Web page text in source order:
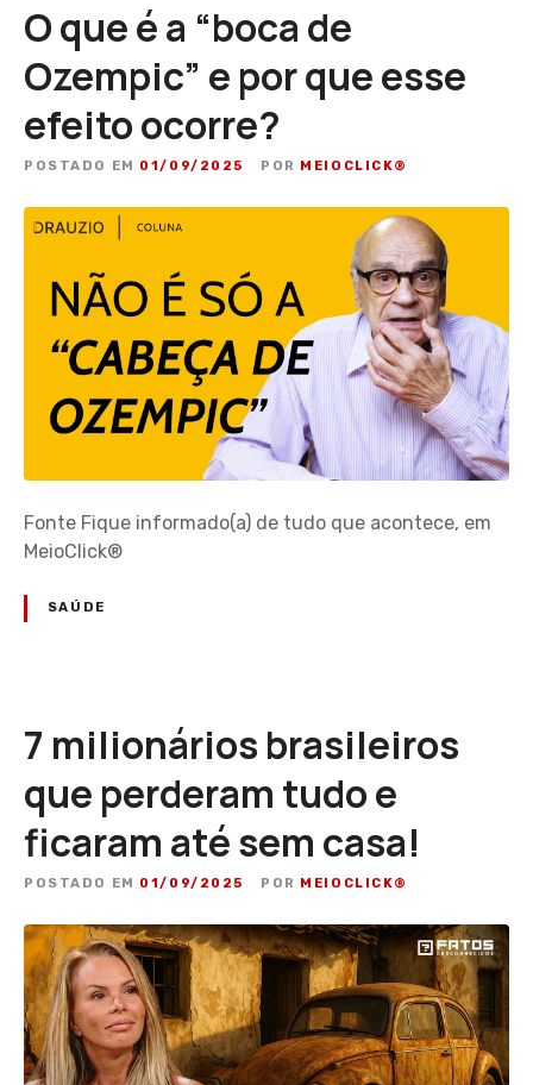
O que é a “boca de
Ozempic” e por que esse
efeito ocorre?
POSTADO EM 01/09/2025 POR MEIOCLICK®
Fonte Fique informado(a) de tudo que acontece, em
MeioClick®
SAÚDE
7 milionários brasileiros
que perderam tudo e
ficaram até sem casa!
POSTADO EM 01/09/2025 POR MEIOCLICK®